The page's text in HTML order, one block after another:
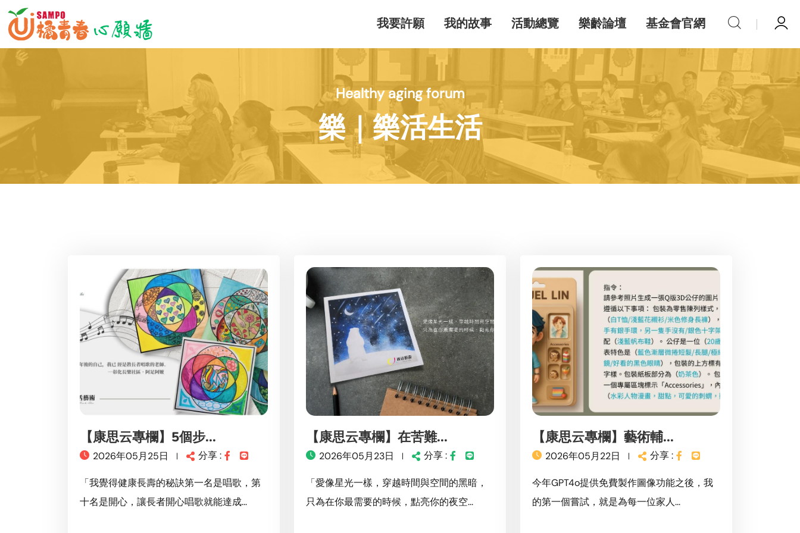
我要許願 我的故事 活動總覽 樂齡論壇 基金會官網
Healthy aging forum
樂｜樂活生活
【康思云專欄】5個步...
2026年05月25日 分享 :
「我覺得健康長壽的秘訣第一名是唱歌，第
十名是開心，讓長者開心唱歌就能達成...
【康思云專欄】在苦難...
2026年05月23日 分享 :
「愛像星光一樣，穿越時間與空間的黑暗，
只為在你最需要的時候，點亮你的夜空...
【康思云專欄】藝術輔...
2026年05月22日 分享 :
今年GPT4o提供免費製作圖像功能之後，我
的第一個嘗試，就是為每一位家人...